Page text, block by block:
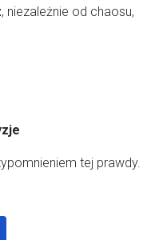
, niezależnie od chaosu,
tej prawdy.